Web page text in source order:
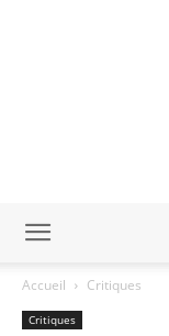
Accueil Critiques
Critiques